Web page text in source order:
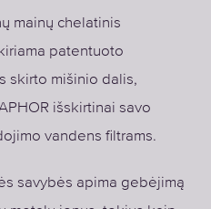
mainų chelatinis
patentuoto
skirto mišinio dalis,
išskirtinai savo
vandens filtrams.
savybės apima gebėjimą